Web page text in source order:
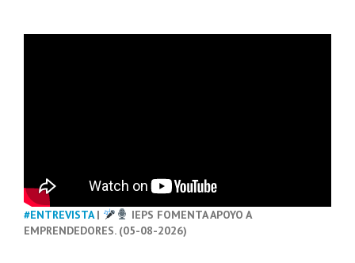
#ENTREVISTA|
IEPS FOMENTA APOYO A
EMPRENDEDORES. (05-08-2026)